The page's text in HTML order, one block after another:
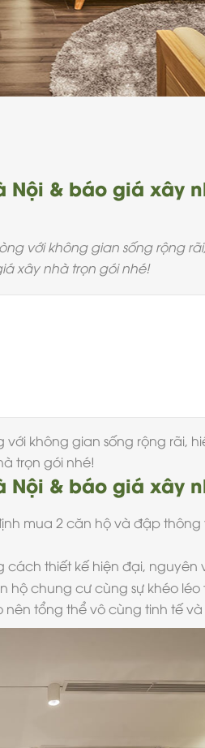
Nội & báo giá xây
với không gian sống rộng
xây nhà trọn gói nhé!
không gian sống rộng rãi,
trọn gói nhé!
Nội & báo giá xây
mua 2 căn hộ và đập thông
cách thiết kế hiện đại, nguyên
hộ chung cưcùng sự khéo
tổng thể vô cùng tinh tế